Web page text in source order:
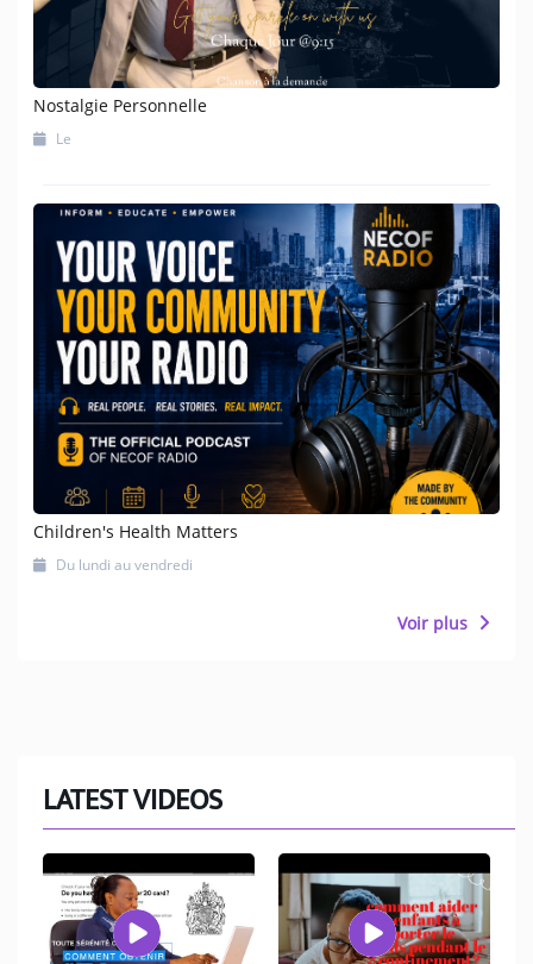
Nostalgie Personnelle
Le
Children's Health Matters
Du lundi au vendredi
Voir plus
LATEST VIDEOS